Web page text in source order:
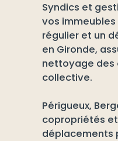
Syndics et
vos
régulier et un
en Gironde,
nettoyage des
collective.
Périgueux,
copropriétés
déplacements